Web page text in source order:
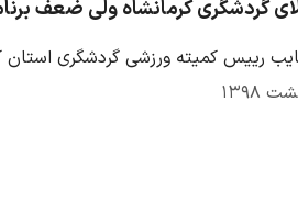
گردشگری کرمانشاه ولی ضعف
رییس کمیته ورزشی گردشگری